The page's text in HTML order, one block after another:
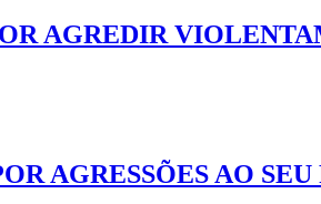
AGREDIR
AGRESSÕES AO SEU